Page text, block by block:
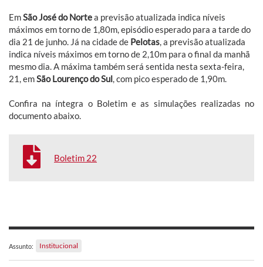
EmSão José do Nortea previsão atualizada indica níveis
máximos em torno de 1,80m, episódio esperado para a tarde do
dia 21 de junho. Já na cidade de Pelotas , a previsão atualizada
indica níveis máximos em torno de 2,10m para o final da manhã
mesmo dia. A máxima também será sentida nesta sexta-feira,
21, emSão Lourenço do Sul , com pico esperado de 1,90m.
Confira na íntegra o Boletim e as simulações realizadas no
documento abaixo.
Boletim 22
Assunto: Institucional